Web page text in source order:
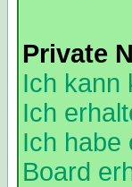
Private
Ich kann
Ich
Ich habe
Board